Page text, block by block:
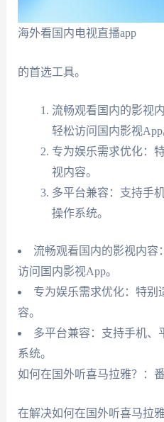
海外看国内电视直播app
的首选工具。
流畅观看国内的影视
轻松访问国内影视App
专为娱乐需求优化：
视内容。
多平台兼容：支持手
操作系统。
流畅观看国内的影视内容
访问国内影视App。
专为娱乐需求优化：特别
容。
多平台兼容：支持手机、
系统。
如何在国外听喜马拉雅？：
在解决如何在国外听喜马拉